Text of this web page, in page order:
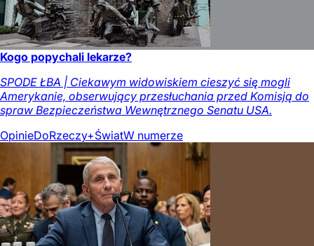
Kogo popychali lekarze?
SPODE ŁBA | Ciekawym widowiskiem cieszyć się mogli
Amerykanie, obserwujący przesłuchania przed Komisją do
spraw Bezpieczeństwa Wewnętrznego Senatu USA.
OpinieDoRzeczy+ŚwiatW numerze